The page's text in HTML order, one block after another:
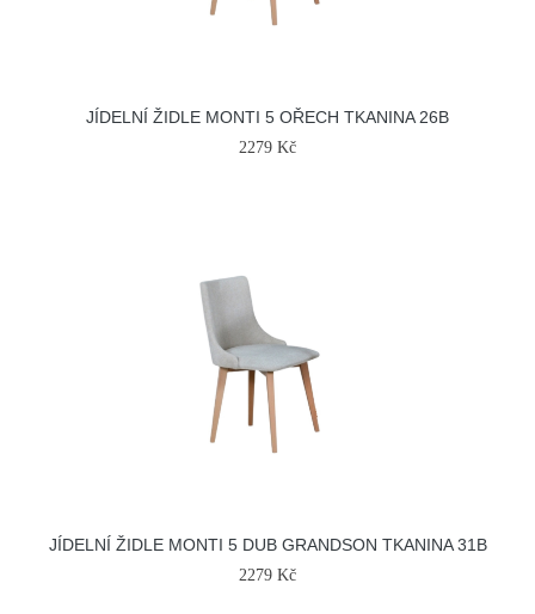
JÍDELNÍ ŽIDLE MONTI 5 OŘECH TKANINA 26B
2279 Kč
JÍDELNÍ ŽIDLE MONTI 5 DUB GRANDSON TKANINA 31B
2279 Kč